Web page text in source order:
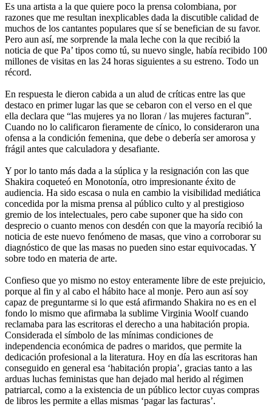
Es una artista a la que quiere poco la prensa colombiana, por
razones que me resultan inexplicables dada la discutible calidad de
muchos de los cantantes populares que sí se benefician de su favor.
Pero aun así, me sorprende la mala leche con la que recibió la
noticia de que Pa’ tipos como tú, su nuevo single, había recibido 100
millones de visitas en las 24 horas siguientes a su estreno. Todo un
récord.
En respuesta le dieron cabida a un alud de críticas entre las que
destaco en primer lugar las que se cebaron con el verso en el que
ella declara que “las mujeres ya no lloran / las mujeres facturan”.
Cuando no lo calificaron fieramente de cínico, lo consideraron una
ofensa a la condición femenina, que debe o debería ser amorosa y
frágil antes que calculadora y desafiante.
Y por lo tanto más dada a la súplica y la resignación con las que
Shakira coqueteó en Monotonía, otro impresionante éxito de
audiencia. Ha sido escasa o nula en cambio la visibilidad mediática
concedida por la misma prensa al público culto y al prestigioso
gremio de los intelectuales, pero cabe suponer que ha sido con
desprecio o cuanto menos con desdén con que la mayoría recibió la
noticia de este nuevo fenómeno de masas, que vino a corroborar su
diagnóstico de que las masas no pueden sino estar equivocadas. Y
sobre todo en materia de arte.
Confieso que yo mismo no estoy enteramente libre de este prejuicio,
porque al fin y al cabo el hábito hace al monje. Pero aun así soy
capaz de preguntarme si lo que está afirmando Shakira no es en el
fondo lo mismo que afirmaba la sublime Virginia Woolf cuando
reclamaba para las escritoras el derecho a una habitación propia.
Considerada el símbolo de las mínimas condiciones de
independencia económica de padres o maridos, que permite la
dedicación profesional a la literatura. Hoy en día las escritoras han
conseguido en general esa ‘habitación propia’, gracias tanto a las
arduas luchas feministas que han dejado mal herido al régimen
patriarcal, como a la existencia de un público lector cuyas compras
de libros les permite a ellas mismas ‘pagar las facturas’.